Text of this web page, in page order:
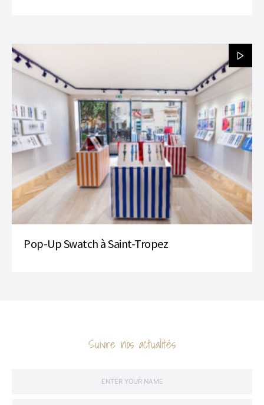
Pop-Up Swatch à Saint-Tropez
Suivre nos actualités